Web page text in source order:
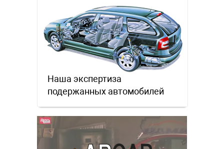
Наша экспертиза
подержанных автомобилей